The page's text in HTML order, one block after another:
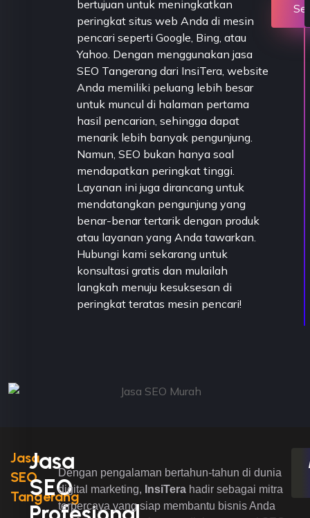
bertujuan untuk meningkatkan
peringkat situs web Anda di mesin
pencari seperti Google, Bing, atau
Yahoo. Dengan menggunakan jasa
SEO Tangerang dari InsiTera, website
Anda memiliki peluang lebih besar
untuk muncul di halaman pertama
hasil pencarian, sehingga dapat
menarik lebih banyak pengunjung.
Namun, SEO bukan hanya soal
mendapatkan peringkat tinggi.
Layanan ini juga dirancang untuk
mendatangkan pengunjung yang
benar-benar tertarik dengan produk
atau layanan yang Anda tawarkan.
Hubungi kami sekarang untuk
konsultasi gratis dan mulailah
langkah menuju kesuksesan di
peringkat teratas mesin pencari!
Jasa
SEO
Tangerang
Jasa
SEO
Dengan pengalaman bertahun-tahun di dunia
digital marketing, InsiTerahadir sebagai mitra
terpercaya yang siap membantu bisnis Anda